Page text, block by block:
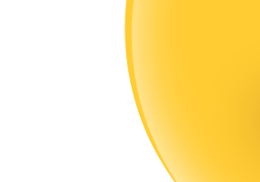
handelsinformatie, enz.